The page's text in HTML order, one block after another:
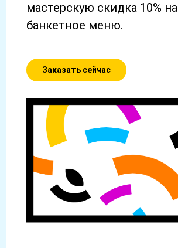
мастерскую скидка 10% на
банкетное меню.
Заказать сейчас